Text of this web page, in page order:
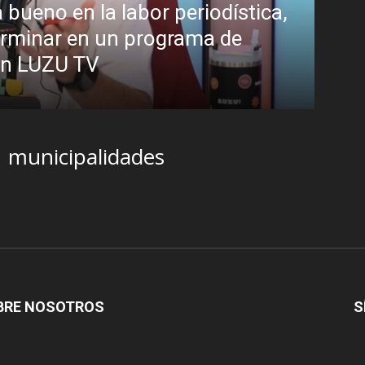
¿Padece Pedro Sánchez el
Analistas debaten sobre el estilo
presidente
R.C. Gómez - 2 agosto, 2026
municipalidades
NOSOTROS